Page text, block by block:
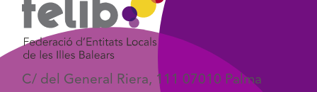
C/ del General Riera, 111 07010 Palma